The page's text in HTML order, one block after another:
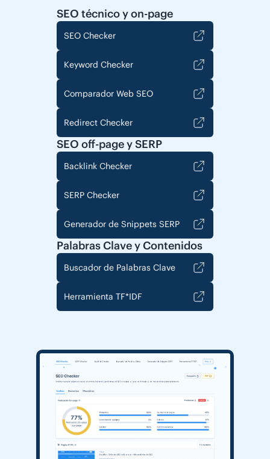
SEO técnico y on-page
SEO Checker
Keyword Checker
Comparador Web SEO
Redirect Checker
SEO off-page y SERP
Backlink Checker
SERP Checker
Generador de Snippets SERP
Palabras Clave y Contenidos
Buscador de Palabras Clave
Herramienta TF*IDF